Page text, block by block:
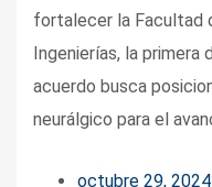
fortalecer la Facultad
Ingenierías, la primera
acuerdo busca
neurálgico para el
octubre 29, 2024